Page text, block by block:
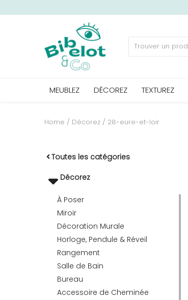
MEUBLEZ DÉCOREZ TEXTUREZ
Home Décorez 28-eure-et-loir
Toutes les catégories
Décorez
À Poser
Miroir
Décoration Murale
Horloge, Pendule & Réveil
Rangement
Salle de Bain
Bureau
Accessoire de Cheminée